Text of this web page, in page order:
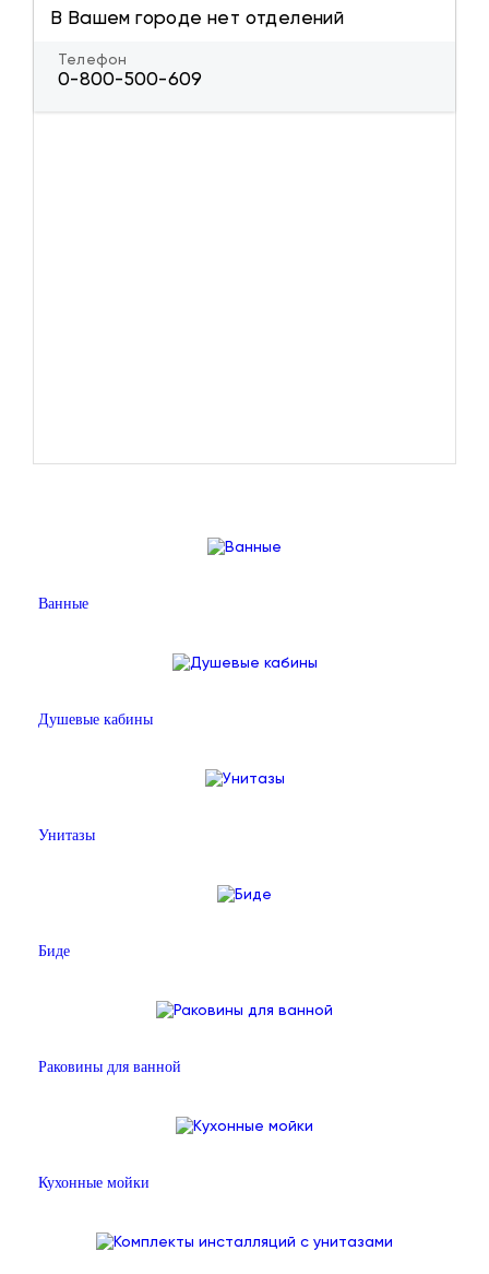
В Вашем городе нет отделений
Телефон
0-800-500-609
Ванные
Душевые кабины
Унитазы
Биде
Раковины для ванной
Кухонные мойки